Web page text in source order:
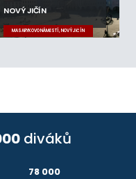
NOVÝ JIČÍN
MASARYKOVO NÁMĚSTÍ, NOVÝ JIČÍN
diváků
78 000